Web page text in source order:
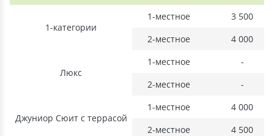
1-категории
1-местное
3 500
2-местное
4 000
Люкс
1-местное
-
2-местное
-
Джуниор Сюит с террасой
1-местное
4 000
2-местное
4 500